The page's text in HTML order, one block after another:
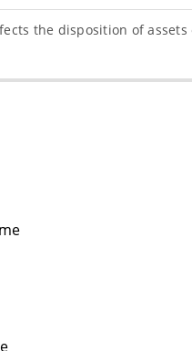
the disposition of assets